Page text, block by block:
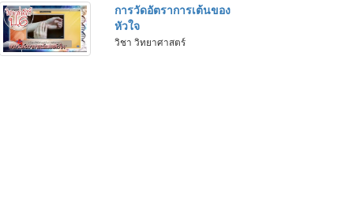
การวัดอัตราการเต้นของ
หัวใจ
วิชา วิทยาศาสตร์